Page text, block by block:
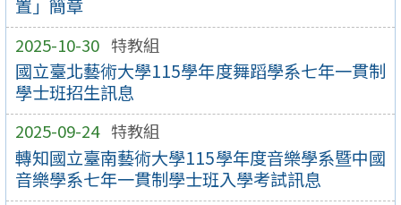
置」簡章
2025-10-30 特教組
國立臺北藝術大學115學年度舞蹈學系七年一貫制
學士班招生訊息
2025-09-24 特教組
轉知國立臺南藝術大學115學年度音樂學系暨中國
音樂學系七年一貫制學士班入學考試訊息